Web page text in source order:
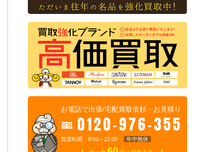
お電話で出張/宅配買取依頼・お見積り
0120-976-355
営業時間 8:00～22:00 年中無休